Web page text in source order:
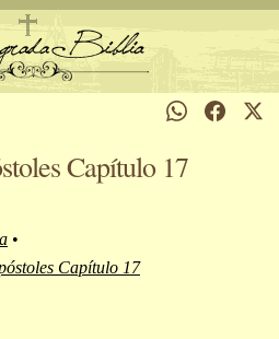
Capítulo 17
•
Capítulo 17